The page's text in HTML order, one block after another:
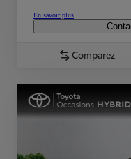
En savoir plus
Comparez